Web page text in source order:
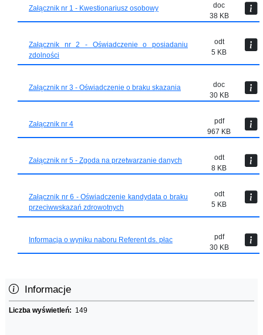
Załącznik nr 1 - Kwestionariusz osobowy
doc
38 KB
Załącznik nr 2 - Oświadczenie o posiadaniu
zdolności
odt
5 KB
Załącznik nr 3 - Oświadczenie o braku skazania
doc
30 KB
Załącznik nr 4
pdf
967 KB
Załącznik nr 5 - Zgoda na przetwarzanie danych
odt
8 KB
Załącznik nr 6 - Oświadczenie kandydata o braku
przeciwwskazań zdrowotnych
odt
5 KB
Informacja o wyniku naboru Referent ds. płac
pdf
30 KB
Informacje
Liczba wyświetleń: 149